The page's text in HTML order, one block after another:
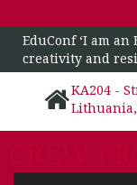
EduConf ‘I am
creativity and
KA204 -
Lithuania,